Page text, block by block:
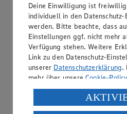
Ausbildender Betrieb
Deine Einwilligung ist
individuell in den
werden. Bitte beachte, dass
Einstellungen ggf. nicht mehr
Verfügung stehen. Weitere
Link zu den Datenschutz-
unserer Datenschutzerklärung.
mehr über unsereCookie-Policy
Verarbeitung deiner
USA durch Facebook und